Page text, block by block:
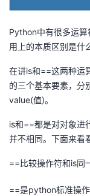
坛
圈
的
播
我
活
的
我
Python中有很多运
用上的本质区别是什
在讲is和==这两种运
的三个基本要素，分
value(值)。
is和==都是对对象进
并不相同。下面来看
==比较操作符和is同
==是python标准操